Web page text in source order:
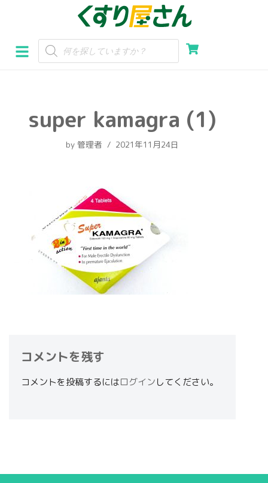
ン
テ
super kamagra (1)
by 管理者 2021年11月24日
コメントを残す
コメントを投稿するにはログインしてください。